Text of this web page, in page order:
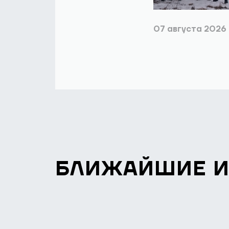
07 августа 2026
БЛИЖАЙШИЕ